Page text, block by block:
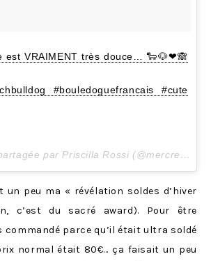
est VRAIMENT très douce… 🐑🐶❤🙈
#bouledoguefrancais #cute
Une publication partagée par Priscilla Rossi (@mercredieblog) le
un peu ma « révélation soldes d’hiver
c’est du sacré award). Pour être
commandé parce qu’il était ultra soldé
normal était 80€… ça faisait un peu